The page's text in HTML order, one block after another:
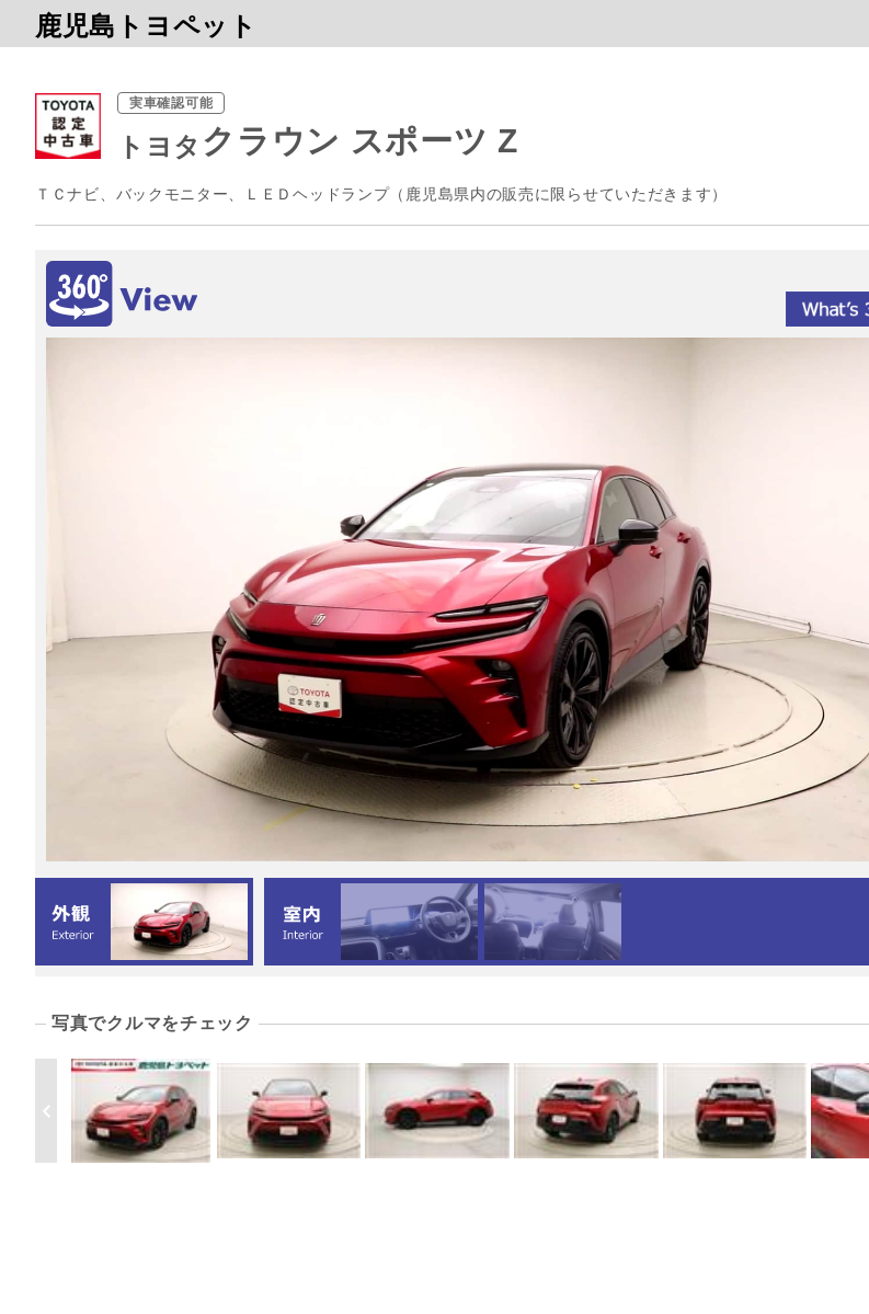
鹿児島トヨペット
実車確認可能
トヨタ クラウン スポーツ Z
ＴＣナビ、バックモニター、ＬＥＤヘッドランプ（鹿児島県内の販売に限らせていただきます）
写真でクルマをチェック